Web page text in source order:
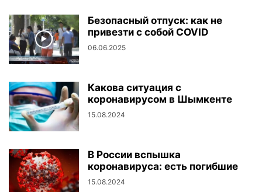
Безопасный отпуск: как не
привезти с собой COVID
06.06.2025
Какова ситуация с
коронавирусом в Шымкенте
15.08.2024
В России вспышка
коронавируса: есть погибшие
15.08.2024